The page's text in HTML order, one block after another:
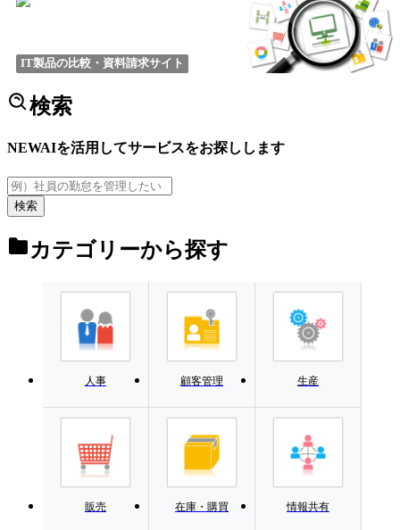
IT製品の比較・資料請求サイト
検索
NEWAIを活用してサービスをお探しします
検索
カテゴリーから探す
人事 顧客管理 生産
販売 在庫・購買 情報共有